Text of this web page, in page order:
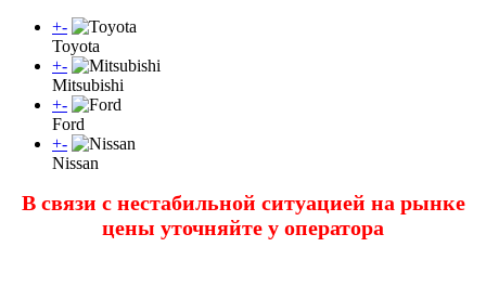
+-
Toyota
+-
Mitsubishi
+-
Ford
+-
Nissan
В связи с нестабильной ситуацией на рынке
цены уточняйте у оператора